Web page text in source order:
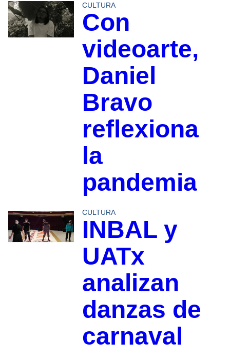
CULTURA
Con
videoarte,
Daniel
Bravo
reflexiona
la
pandemia
CULTURA
INBAL y
UATx
analizan
danzas de
carnaval